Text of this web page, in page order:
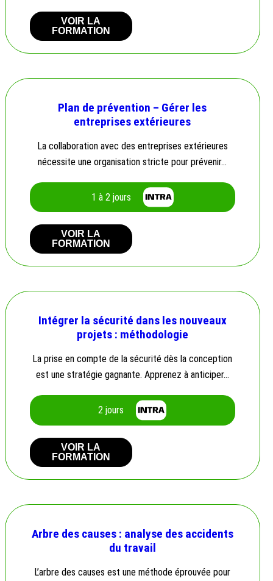
VOIR LA
FORMATION
Plan de prévention – Gérer les
entreprises extérieures
La collaboration avec des entreprises extérieures
nécessite une organisation stricte pour prévenir…
1 à 2 jours
VOIR LA
FORMATION
Intégrer la sécurité dans les nouveaux
projets : méthodologie
La prise en compte de la sécurité dès la conception
est une stratégie gagnante. Apprenez à anticiper…
2 jours
VOIR LA
FORMATION
Arbre des causes : analyse des accidents
du travail
L’arbre des causes est une méthode éprouvée pour